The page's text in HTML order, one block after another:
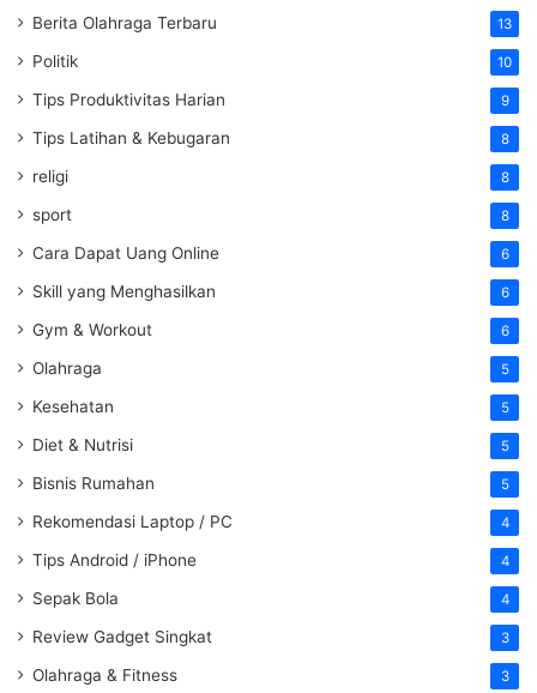
Berita Olahraga Terbaru 13
Politik 10
Tips Produktivitas Harian 9
Tips Latihan & Kebugaran 8
religi 8
sport 8
Cara Dapat Uang Online 6
Skill yang Menghasilkan 6
Gym & Workout 6
Olahraga 5
Kesehatan 5
Diet & Nutrisi 5
Bisnis Rumahan 5
Rekomendasi Laptop / PC 4
Tips Android / iPhone 4
Sepak Bola 4
Review Gadget Singkat 3
Olahraga & Fitness 3